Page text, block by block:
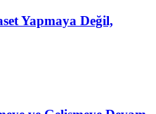
Yapmaya Değil,